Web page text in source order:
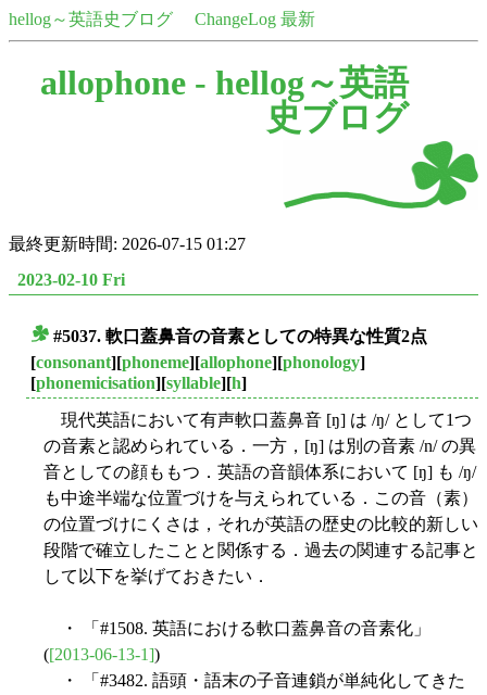
hellog～英語史ブログ ChangeLog 最新
allophone - hellog～英語
史ブログ
最終更新時間: 2026-07-15 01:27
2023-02-10 Fri
#5037. 軟口蓋鼻音の音素としての特異な性質2点
[consonant][phoneme][allophone][phonology]
[phonemicisation][syllable][h]
現代英語において有声軟口蓋鼻音 [ŋ] は /ŋ/ として1つ
の音素と認められている．一方，[ŋ] は別の音素 /n/ の異
音としての顔ももつ．英語の音韻体系において [ŋ] も /ŋ/
も中途半端な位置づけを与えられている．この音（素）
の位置づけにくさは，それが英語の歴史の比較的新しい
段階で確立したことと関係する．過去の関連する記事と
して以下を挙げておきたい．
・ 「#1508. 英語における軟口蓋鼻音の音素化」
([2013-06-13-1])
・ 「#3482. 語頭・語末の子音連鎖が単純化してきた